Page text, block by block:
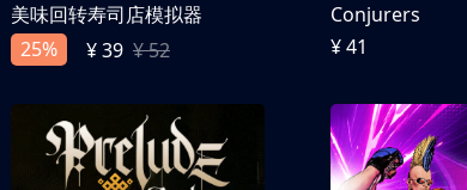
美味回转寿司店模拟器
25%
¥ 39 ¥ 52
Conjurers
¥ 41